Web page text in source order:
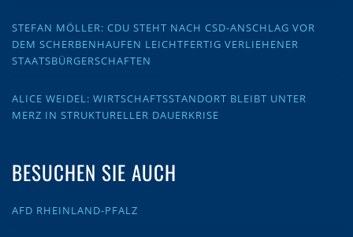
STEFAN MÖLLER: CDU STEHT NACH CSD-ANSCHLAG VOR
DEM SCHERBENHAUFEN LEICHTFERTIG VERLIEHENER
STAATSBÜRGERSCHAFTEN
ALICE WEIDEL: WIRTSCHAFTSSTANDORT BLEIBT UNTER
MERZ IN STRUKTURELLER DAUERKRISE
BESUCHEN SIE AUCH
AFD RHEINLAND-PFALZ